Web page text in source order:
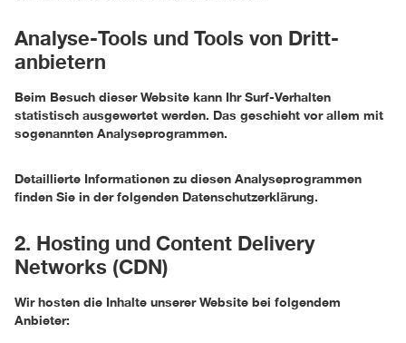
Analyse-Tools und Tools von Dritt­
anbietern
Beim Besuch dieser Website kann Ihr Surf-Verhalten
statistisch ausgewertet werden. Das geschieht vor allem mit
sogenannten Analyseprogrammen.
Detaillierte Informationen zu diesen Analyseprogrammen
finden Sie in der folgenden Datenschutzerklärung.
2. Hosting und Content Delivery
Networks (CDN)
Wir hosten die Inhalte unserer Website bei folgendem
Anbieter: